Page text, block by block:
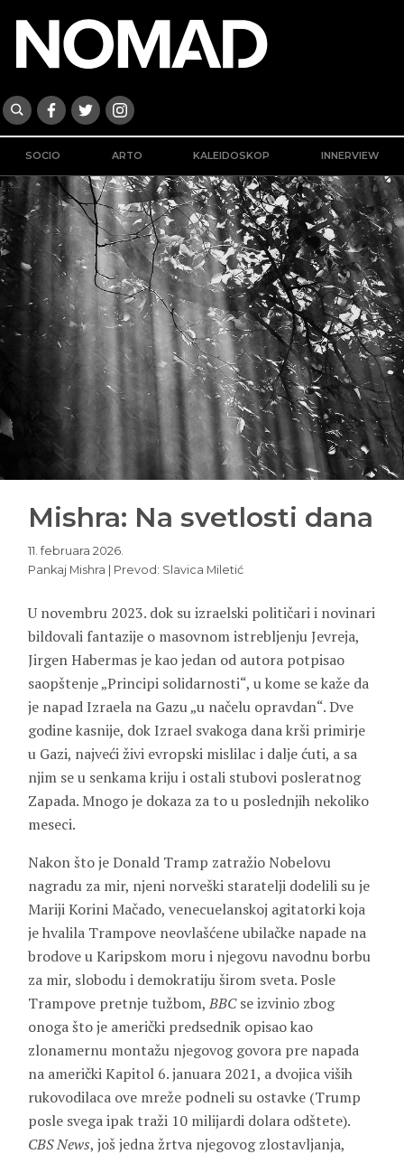
SOCIO ARTO KALEIDOSKOP INNERVIEW
Mishra: Na svetlosti dana
11. februara 2026.
Pankaj Mishra | Prevod: Slavica Miletić
U novembru 2023. dok su izraelski političari i novinari
bildovali fantazije o masovnom istrebljenju Jevreja,
Jirgen Habermas je kao jedan od autora potpisao
saopštenje „Principi solidarnosti“, u kome se kaže da
je napad Izraela na Gazu „u načelu opravdan“. Dve
godine kasnije, dok Izrael svakoga dana krši primirje
u Gazi, najveći živi evropski mislilac i dalje ćuti, a sa
njim se u senkama kriju i ostali stubovi posleratnog
Zapada. Mnogo je dokaza za to u poslednjih nekoliko
meseci.
Nakon što je Donald Tramp zatražio Nobelovu
nagradu za mir, njeni norveški staratelji dodelili su je
Mariji Korini Mačado, venecuelanskoj agitatorki koja
je hvalila Trampove neovlašćene ubilačke napade na
brodove u Karipskom moru i njegovu navodnu borbu
za mir, slobodu i demokratiju širom sveta. Posle
Trampove pretnje tužbom, BBCse izvinio zbog
onoga što je američki predsednik opisao kao
zlonamernu montažu njegovog govora pre napada
na američki Kapitol 6. januara 2021, a dvojica viših
rukovodilaca ove mreže podneli su ostavke (Trump
posle svega ipak traži 10 milijardi dolara odštete).
CBS News, još jedna žrtva njegovog zlostavljanja,